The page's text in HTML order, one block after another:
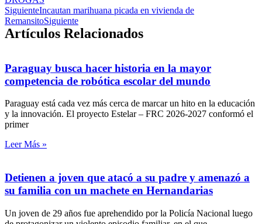
SiguienteIncautan marihuana picada en vivienda de
RemansitoSiguiente
Artículos Relacionados
Paraguay busca hacer historia en la mayor
competencia de robótica escolar del mundo
Paraguay está cada vez más cerca de marcar un hito en la educación
y la innovación. El proyecto Estelar – FRC 2026-2027 conformó el
primer
Leer Más »
Detienen a joven que atacó a su padre y amenazó a
su familia con un machete en Hernandarias
Un joven de 29 años fue aprehendido por la Policía Nacional luego